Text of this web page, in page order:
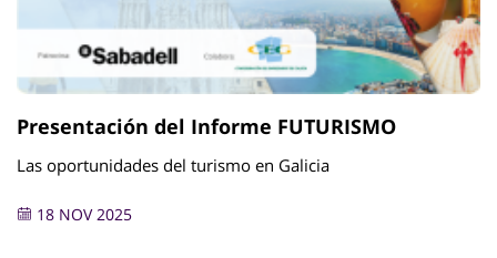
Presentación del Informe FUTURISMO
Las oportunidades del turismo en Galicia
18 NOV 2025